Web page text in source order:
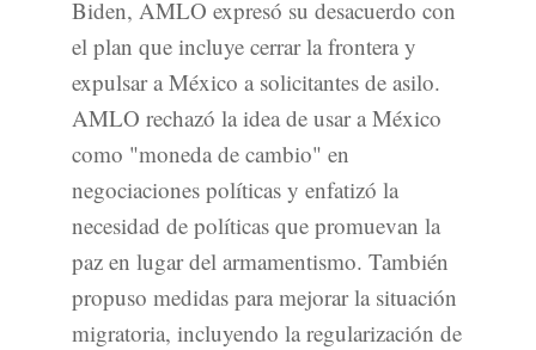
Biden, AMLO expresó su desacuerdo con
el plan que incluye cerrar la frontera y
expulsar a México a solicitantes de asilo.
AMLO rechazó la idea de usar a México
como "moneda de cambio" en
negociaciones políticas y enfatizó la
necesidad de políticas que promuevan la
paz en lugar del armamentismo. También
propuso medidas para mejorar la situación
migratoria, incluyendo la regularización de